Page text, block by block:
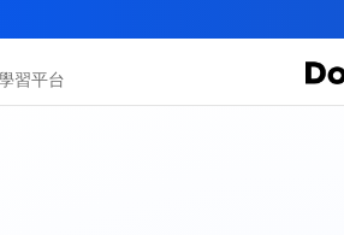
習平台